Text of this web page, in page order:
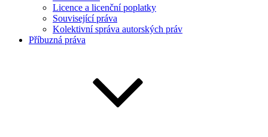
Licence a licenční poplatky
Související práva
Kolektivní správa autorských práv
Příbuzná práva